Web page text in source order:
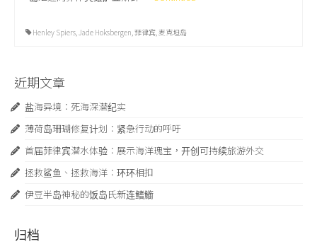
Henley Spiers Jade Hoksbergen 菲律宾 麦克坦岛
近期文章
盐海异境：死海深潜纪实
薄荷岛珊瑚修复计划：紧急行动的呼吁
首届菲律宾潜水体验：展示海洋瑰宝，开创可持续旅游外交
拯救鲨鱼、拯救海洋：环环相扣
伊豆半岛神秘的饭岛氏新连鳍䲗
归档